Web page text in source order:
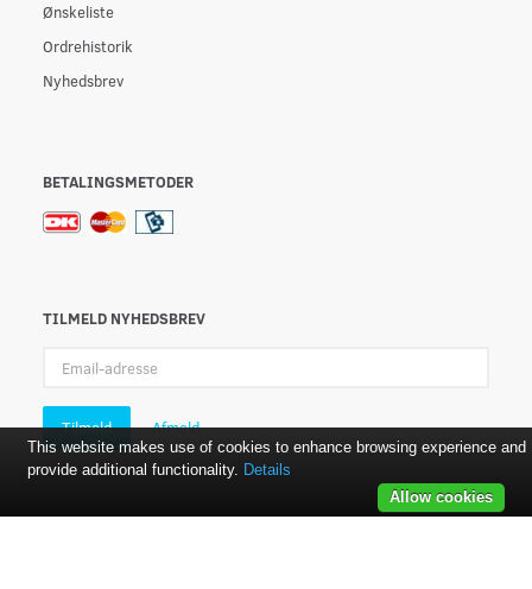
Ønskeliste
Ordrehistorik
Nyhedsbrev
BETALINGSMETODER
TILMELD NYHEDSBREV
adresse
Tilmeld Afmeld
This website makes use of cookies to enhance browsing experience and
provide additional functionality. Details
Allow cookies